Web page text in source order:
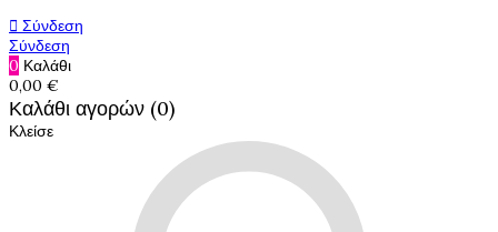
 Σύνδεση
Σύνδεση
0 Καλάθι
0,00 €
Καλάθι αγορών (0)
Κλείσε